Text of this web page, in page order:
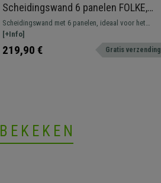
Scheidingswand 6 panelen FOLKE,
240x170x2 cm, in het Hout, Kleur
Bruin
Scheidingswand met 6 panelen, ideaal voor het
indelen en decoreren van ruimtes dankzij zijn
aantrekkelijke rustieke stijl.
[+Info]
219,90 € Gratis verzending
BEKEKEN